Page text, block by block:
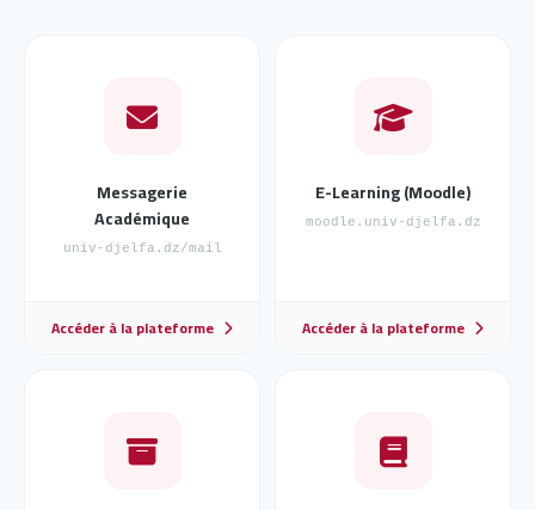
Messagerie
Académique
univ-djelfa.dz/mail
Accéder à la plateforme
E-Learning (Moodle)
moodle.univ-djelfa.dz
Accéder à la plateforme